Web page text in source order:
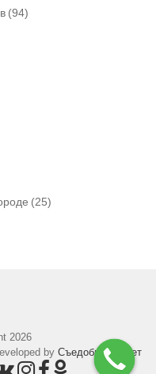
(94)
(25)
2026
byСъедобный букет